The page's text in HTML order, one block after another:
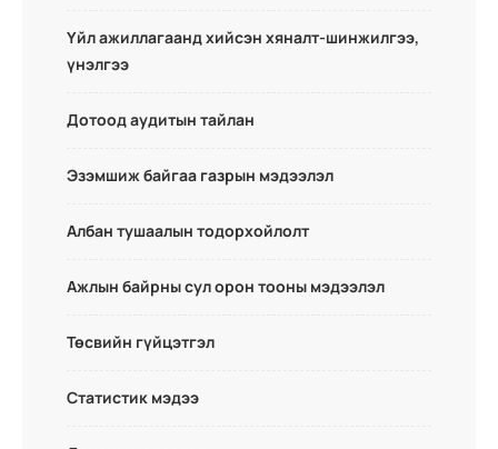
Үйл ажиллагаанд хийсэн хяналт-шинжилгээ,
үнэлгээ
Дотоод аудитын тайлан
Эзэмшиж байгаа газрын мэдээлэл
Албан тушаалын тодорхойлолт
Ажлын байрны сул орон тооны мэдээлэл
Төсвийн гүйцэтгэл
Статистик мэдээ